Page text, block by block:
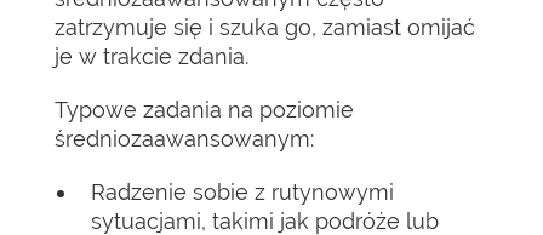
zatrzymuje się i szuka go, zamiast omijać
je w trakcie zdania.
Typowe zadania na poziomie
średniozaawansowanym:
Radzenie sobie z rutynowymi
sytuacjami, takimi jak podróże lub